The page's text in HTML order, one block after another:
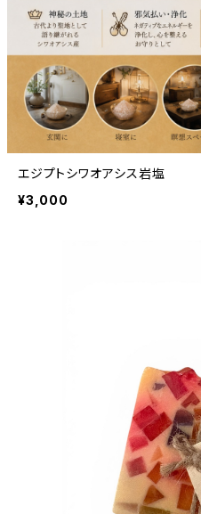
エジプトシワオアシス岩塩
¥3,000